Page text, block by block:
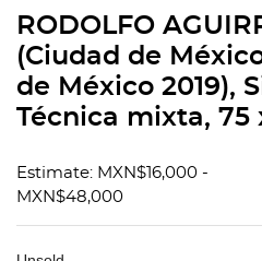
RODOLFO
(Ciudad de
de México 2019),
Técnica mixta, 75
Estimate: MXN$16,000 -
MXN$48,000